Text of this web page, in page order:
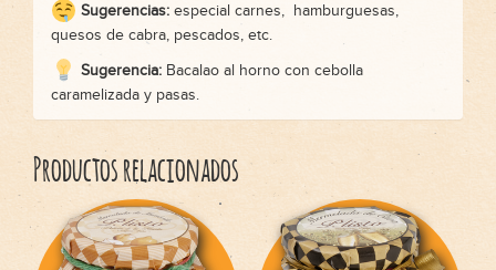
Sugerencias:especial carnes, hamburguesas,
quesos de cabra, pescados, etc.
Sugerencia:Bacalao al horno con cebolla
caramelizada y pasas.
Productos relacionados